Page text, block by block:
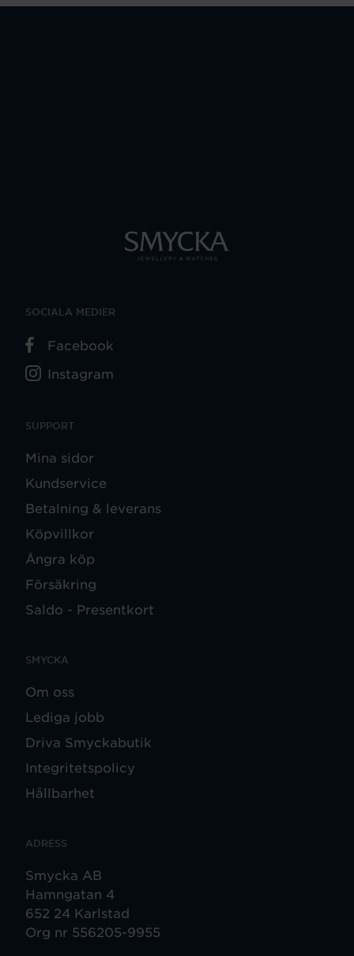
SUPPORT
Mina sidor
Kundservice
Betalning & leverans
Köpvillkor
Ångra köp
Försäkring
Saldo - Presentkort
SMYCKA
Om oss
Lediga jobb
Driva Smyckabutik
Integritetspolicy
Hållbarhet
ADRESS
Smycka AB
Hamngatan 4
652 24 Karlstad
Org nr 556205-9955
SOCIALA MEDIER
Facebook
Instagram